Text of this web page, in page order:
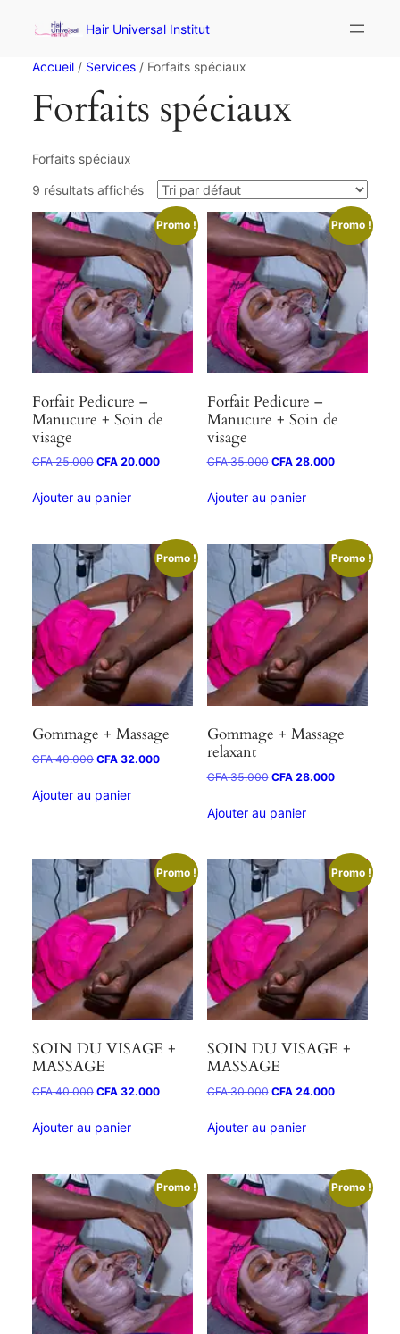
Hair Universal Institut
Accueil/ Services/ Forfaits spéciaux
Forfaits spéciaux
Forfaits spéciaux
9 résultats affichés
Promo !
Forfait Pedicure –
Manucure + Soin de
visage
CFA25.000 CFA20.000
Ajouter au panier
Promo !
Forfait Pedicure –
Manucure + Soin de
visage
CFA35.000 CFA28.000
Ajouter au panier
Promo !
Gommage + Massage
CFA40.000 CFA32.000
Ajouter au panier
Promo !
Gommage + Massage
relaxant
CFA35.000 CFA28.000
Ajouter au panier
Promo !
SOIN DU VISAGE +
MASSAGE
CFA40.000 CFA32.000
Ajouter au panier
Promo !
SOIN DU VISAGE +
MASSAGE
CFA30.000 CFA24.000
Ajouter au panier
Promo ! Promo !